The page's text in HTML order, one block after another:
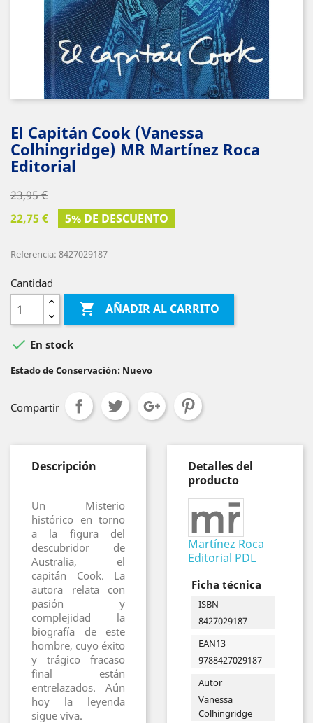
El Capitán Cook (Vanessa
Colhingridge) MR Martínez Roca
Editorial
23,95 €
22,75 €
5% DE DESCUENTO
Referencia: 8427029187
Cantidad
 AÑADIR AL CARRITO
 En stock
Estado de Conservación: Nuevo
Compartir
Descripción
Un Misterio
histórico en torno
a la figura del
descubridor de
Australia, el
capitán Cook. La
autora relata con
pasión y
complejidad la
biografía de este
hombre, cuyo éxito
y trágico fracaso
final están
entrelazados. Aún
hoy la leyenda
sigue viva.
Detalles del
producto
Martínez Roca
Editorial PDL
Ficha técnica
ISBN
8427029187
EAN13
9788427029187
Autor
Vanessa
Colhingridge